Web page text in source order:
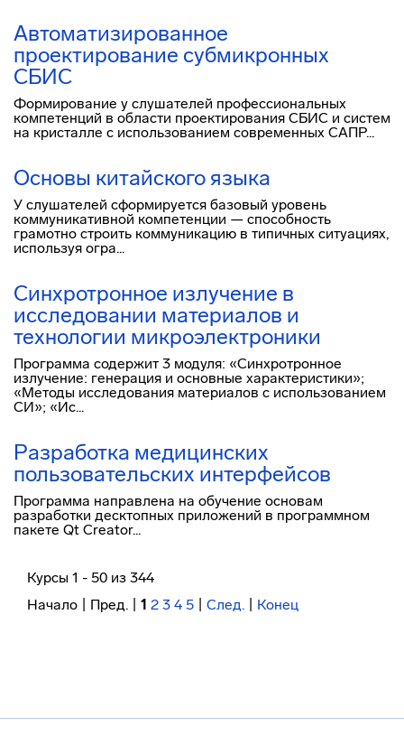
Автоматизированное
проектирование субмикронных
СБИС
Формирование у слушателей профессиональных
компетенций в области проектирования СБИС и систем
на кристалле с использованием современных САПР...
Основы китайского языка
У слушателей сформируется базовый уровень
коммуникативной компетенции — способность
грамотно строить коммуникацию в типичных ситуациях,
используя огра...
Синхротронное излучение в
исследовании материалов и
технологии микроэлектроники
Программа содержит 3 модуля: «Синхротронное
излучение: генерация и основные характеристики»;
«Методы исследования материалов с использованием
СИ»; «Ис...
Разработка медицинских
пользовательских интерфейсов
Программа направлена на обучение основам
разработки десктопных приложений в программном
пакете Qt Creator...
Курсы 1 - 50 из 344
Начало | Пред. | 1 2 3 4 5 След. Конец